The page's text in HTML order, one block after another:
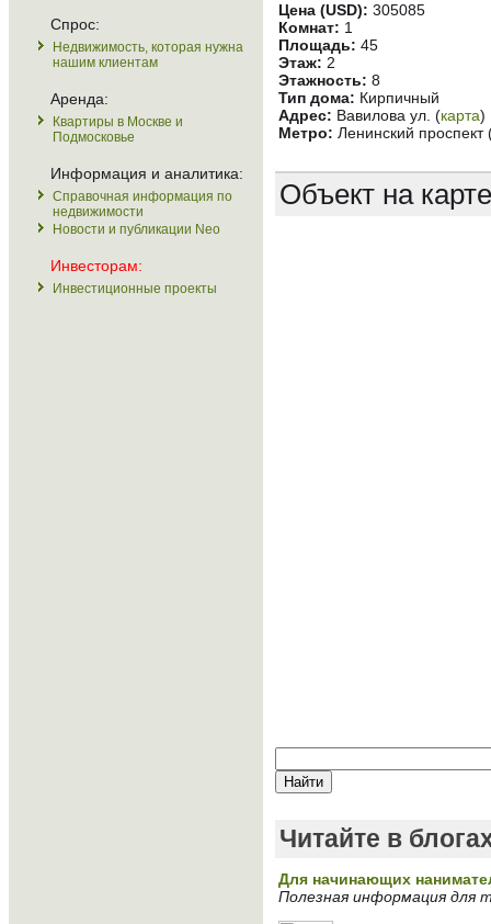
Спрос:
Недвижимость, которая нужна
нашим клиентам
Аренда:
Квартиры в Москве и
Подмосковье
Информация и аналитика:
Справочная информация по
недвижимости
Новости и публикации Neo
Инвесторам:
Инвестиционные проекты
Цена (USD): 305085
Комнат: 1
Площадь: 45
Этаж: 2
Этажность: 8
Тип дома: Кирпичный
Адрес: Вавилова ул. (карта)
Метро: Ленинский проспект
Объект на карте
Читайте в
Для начинающих
Полезная информация для